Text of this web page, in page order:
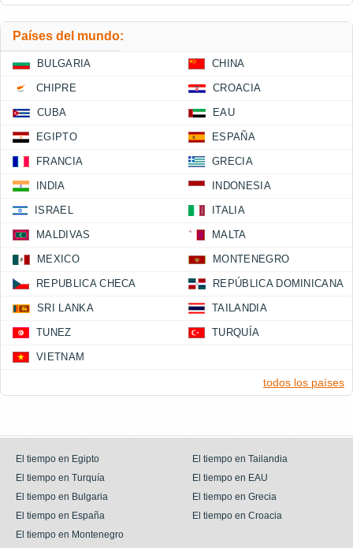
Países del mundo:
BULGARIA CHINA
CHIPRE CROACIA
CUBA EAU
EGIPTO ESPAÑA
FRANCIA GRECIA
INDIA INDONESIA
ISRAEL ITALIA
MALDIVAS MALTA
MEXICO MONTENEGRO
REPUBLICA CHECA REPÚBLICA DOMINICANA
SRI LANKA TAILANDIA
TUNEZ TURQUÍA
VIETNAM
todos los países
El tiempo en Egipto
El tiempo en Tailandia
El tiempo en Turquía
El tiempo en EAU
El tiempo en Bulgaria
El tiempo en Grecia
El tiempo en España
El tiempo en Croacia
El tiempo en Montenegro